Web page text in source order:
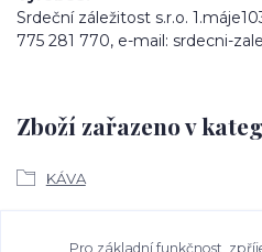
Srdeční záležitost s.r.o.
775 281 770, e-mail: srdecni-
Zboží zařazeno v
KÁVA
Pro základní funkčnost,